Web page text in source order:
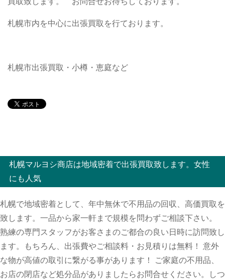
札幌市内を中心に出張買取を行ております。
札幌市出張買取・小樽・恵庭など
札幌マルヨシ商店は地域密着で出張買取致します。女性
にも人気
札幌で地域密着として、年中無休で不用品の回収、高価買取を
致します。一品から家一軒まで規模を問わずご相談下さい。
熟練の専門スタッフがお客さまのご都合の良い日時に訪問致し
ます。もちろん、出張費やご相談料・お見積りは無料！ 意外
な物が高値の取引に繋がる事があります！ ご家庭の不用品、
お店の閉店など処分品がありましたらお問合せください。しつ